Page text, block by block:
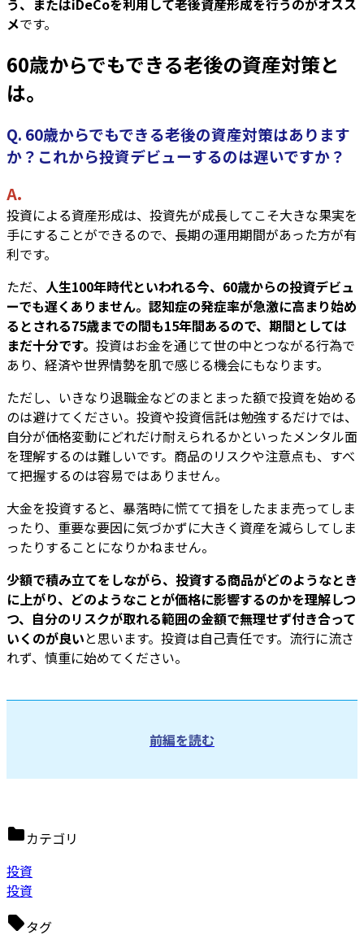
う、またはiDeCoを利用して老後資産形成を行うのがオスス
メです。
60歳からでもできる老後の資産対策と
は。
Q. 60歳からでもできる老後の資産対策はあります
か？これから投資デビューするのは遅いですか？
A.
投資による資産形成は、投資先が成長してこそ大きな果実を
手にすることができるので、長期の運用期間があった方が有
利です。
ただ、 人生100年時代といわれる今、60歳からの投資デビュ
ーでも遅くありません。認知症の発症率が急激に高まり始め
るとされる75歳までの間も15年間あるので、期間としては
まだ十分です。 投資はお金を通じて世の中とつながる行為で
あり、経済や世界情勢を肌で感じる機会にもなります。
ただし、いきなり退職金などのまとまった額で投資を始める
のは避けてください。投資や投資信託は勉強するだけでは、
自分が価格変動にどれだけ耐えられるかといったメンタル面
を理解するのは難しいです。商品のリスクや注意点も、すべ
て把握するのは容易ではありません。
大金を投資すると、暴落時に慌てて損をしたまま売ってしま
ったり、重要な要因に気づかずに大きく資産を減らしてしま
ったりすることになりかねません。
少額で積み立てをしながら、投資する商品がどのようなとき
に上がり、どのようなことが価格に影響するのかを理解しつ
つ、自分のリスクが取れる範囲の金額で無理せず付き合って
いくのが良いと思います。投資は自己責任です。流行に流さ
れず、慎重に始めてください。
前編を読む
カテゴリ
投資
投資
タグ